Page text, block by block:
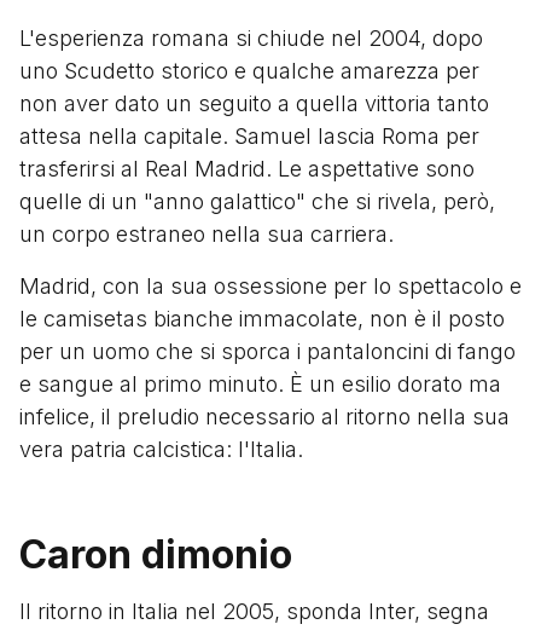
L'esperienza romana si chiude nel 2004, dopo
uno Scudetto storico e qualche amarezza per
non aver dato un seguito a quella vittoria tanto
attesa nella capitale. Samuel lascia Roma per
trasferirsi al Real Madrid. Le aspettative sono
quelle di un "anno galattico" che si rivela, però,
un corpo estraneo nella sua carriera.
Madrid, con la sua ossessione per lo spettacolo e
le camisetas bianche immacolate, non è il posto
per un uomo che si sporca i pantaloncini di fango
e sangue al primo minuto. È un esilio dorato ma
infelice, il preludio necessario al ritorno nella sua
vera patria calcistica: l'Italia.
Caron dimonio
Il ritorno in Italia nel 2005, sponda Inter, segna